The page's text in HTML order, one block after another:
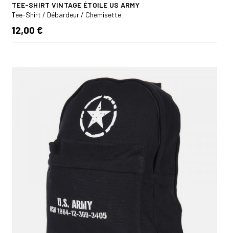
TEE-SHIRT VINTAGE ÉTOILE US ARMY
Tee-Shirt / Débardeur / Chemisette
12,00 €